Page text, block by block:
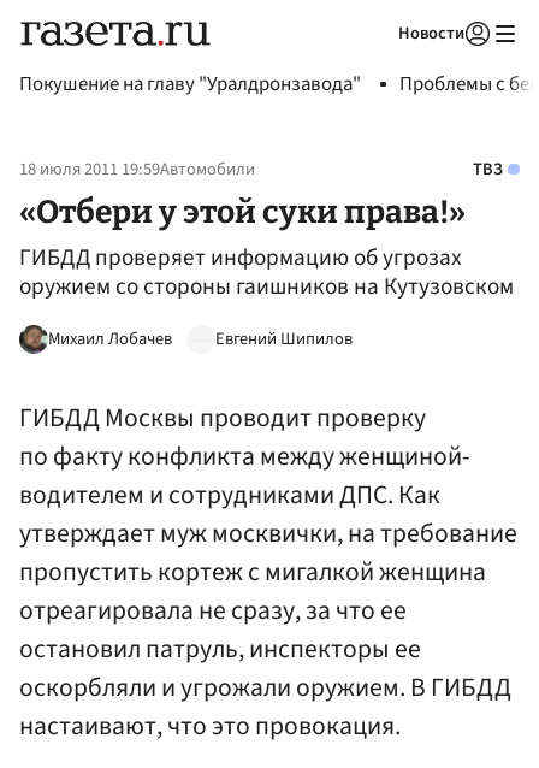
Новости
Покушение на главу "Уралдронзавода" Проблемы с
18 июля 2011 19:59Автомобили ТВЗ
«Отбери у этой суки права!»
ГИБДД проверяет информацию об угрозах
оружием со стороны гаишников на Кутузовском
Михаил Лобачев Евгений Шипилов
ГИБДД Москвы проводит проверку
по факту конфликта между женщиной-
водителем и сотрудниками ДПС. Как
утверждает муж москвички, на требование
пропустить кортеж с мигалкой женщина
отреагировала не сразу, за что ее
остановил патруль, инспекторы ее
оскорбляли и угрожали оружием. В ГИБДД
настаивают, что это провокация.